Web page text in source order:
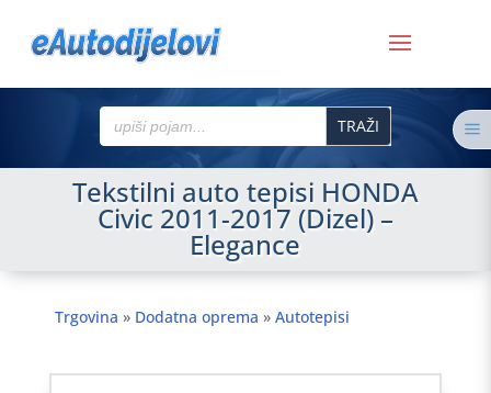
Search
for:
Tekstilni auto tepisi HONDA
Civic 2011-2017 (Dizel) –
Elegance
Trgovina » Dodatna oprema » Autotepisi
a